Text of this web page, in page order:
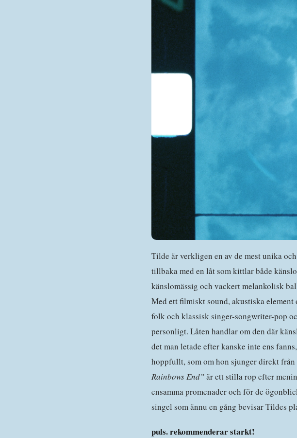
Tilde är verkligen en av de mest unika
tillbaka med en låt som kittlar både
känslomässig och vackert melankolisk
Med ett filmiskt sound, akustiska
folk och klassisk singer-songwriter-pop
personligt. Låten handlar om den där
det man letade efter kanske inte ens
hoppfullt, som om hon sjunger direkt
Rainbows End”är ett stilla rop efter
ensamma promenader och för de
singel som ännu en gång bevisar Tildes
puls. rekommenderar starkt!